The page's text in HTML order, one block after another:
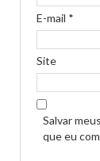
E-mail *
Site
Salvar
que eu